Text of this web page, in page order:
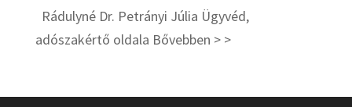
Rádulyné Dr. Petrányi Júlia Ügyvéd,
adószakértő oldala Bővebben > >